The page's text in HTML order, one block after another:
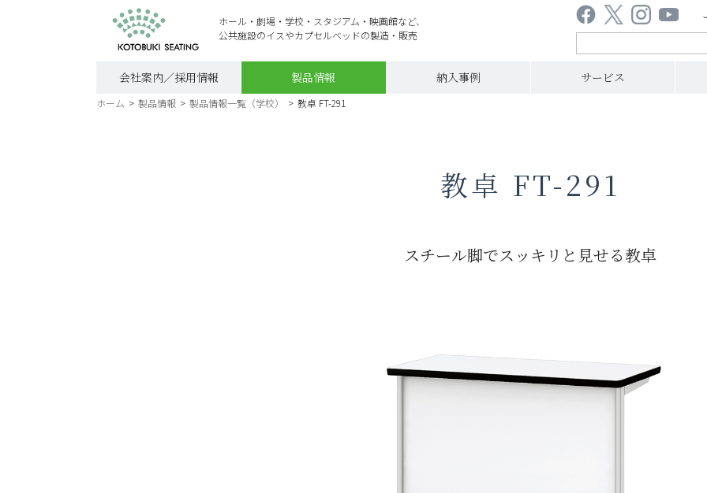
ホール・劇場・学校・スタジアム・映画館など、
公共施設のイスやカプセルベッドの製造・販売
会社案内／採用情報 製品情報 納入事例 サービス
ホーム > 製品情報 > 製品情報一覧（学校） > 教卓 FT-291
教卓 FT-291
スチール脚でスッキリと見せる教卓